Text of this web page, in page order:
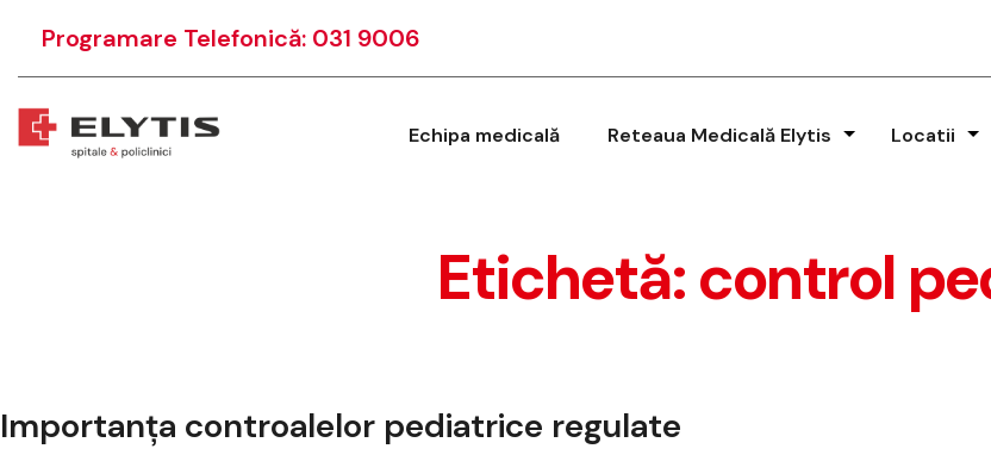
Programare Telefonică: 031 9006
Echipa medicală Reteaua Medicală Elytis Locatii
Etichetă:control
Importanța controalelor pediatrice regulate